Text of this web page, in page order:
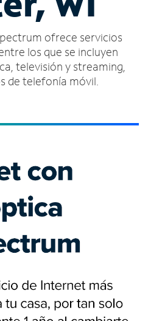
ofrece servicios
los que se incluyen
televisión y streaming,
de telefonía móvil.